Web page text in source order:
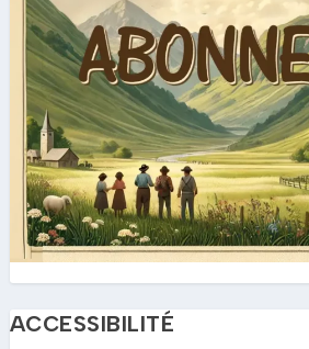
ACCESSIBILITÉ